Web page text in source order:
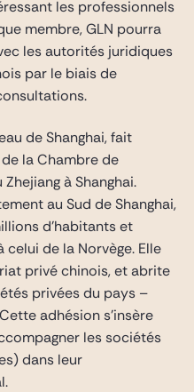
les professionnels
membre, GLN pourra
les autorités juridiques
par le biais de
de Shanghai, fait
la Chambre de
à Shanghai.
au Sud de Shanghai,
d’habitants et
celui de la Norvège. Elle
privé chinois, et abrite
privées du pays –
adhésion s’insère
les sociétés
dans leur